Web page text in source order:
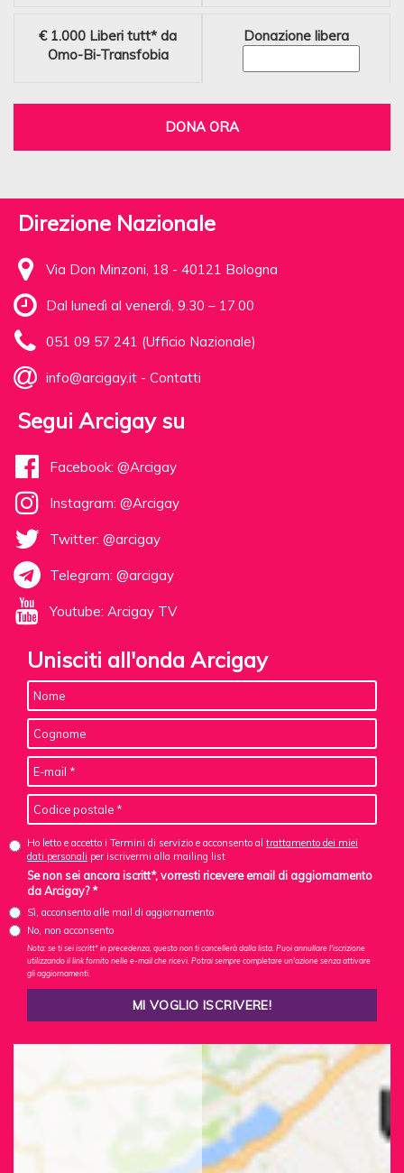
€ 1.000 Liberi tutt* da
Omo-Bi-Transfobia
Donazione libera
DONA ORA
Direzione Nazionale
Via Don Minzoni, 18 - 40121 Bologna
Dal lunedì al venerdì, 9.30 – 17.00
051 09 57 241 (Ufficio Nazionale)
info@arcigay.it - Contatti
Segui Arcigay su
Facebook: @Arcigay
Instagram: @Arcigay
Twitter: @arcigay
Telegram: @arcigay
Youtube: Arcigay TV
Unisciti all'onda Arcigay
Ho letto e accetto i Termini di servizio e acconsento al trattamento dei miei
dati personali per iscrivermi alla mailing list
Se non sei ancora iscritt*, vorresti ricevere email di aggiornamento
da Arcigay? *
Sì, acconsento alle mail di aggiornamento
No, non acconsento
Nota: se ti sei iscritt* in precedenza, questo non ti cancellerà dalla lista. Puoi annullare l'iscrizione
utilizzando il link fornito nelle e-mail che ricevi. Potrai sempre completare un'azione senza attivare
gli aggiornamenti.